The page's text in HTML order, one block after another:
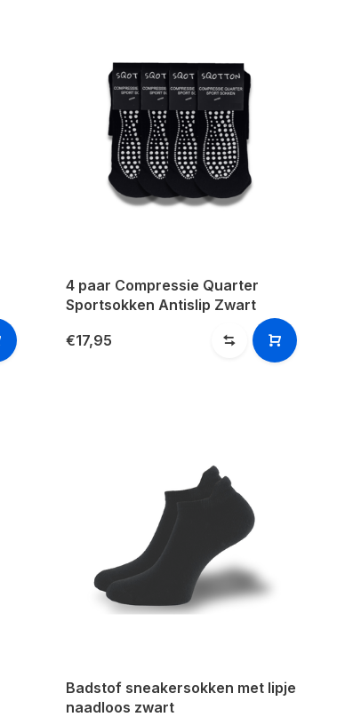
4 paar Compressie Quarter
Sportsokken Antislip Zwart
€17,95
Badstof sneakersokken met lipje
naadloos zwart